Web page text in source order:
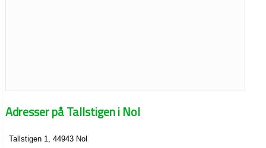
Adresser på Tallstigen i Nol
Tallstigen 1, 44943 Nol